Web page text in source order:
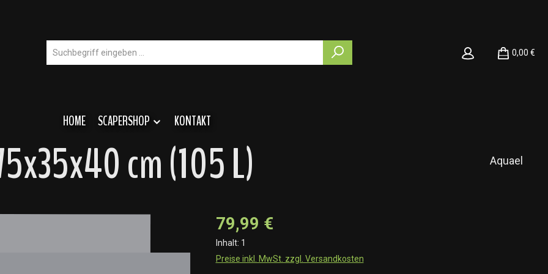
0,00 €
HOME SCAPERSHOP KONTAKT
cm (105 L) Aquael
79,99 €
Inhalt: 1
Preise inkl. MwSt. zzgl. Versandkosten